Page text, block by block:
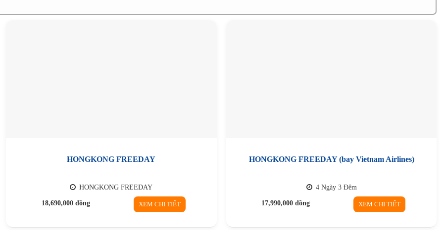
HONGKONG FREEDAY
HONGKONG FREEDAY
18,690,000đồng XEM CHI TIẾT
HONGKONG FREEDAY (bay Vietnam Airlines)
4 Ngày 3 Đêm
17,990,000 đồng XEM CHI TIẾT